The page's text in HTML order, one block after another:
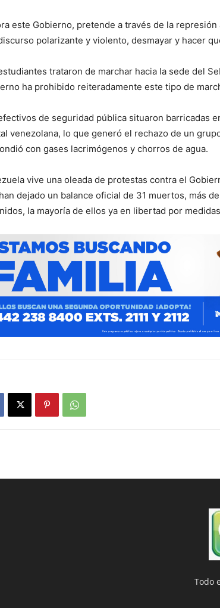
este Gobierno, pretende a través de la
polarizante y violento, desmayar y hacer
trataron de marchar hacia la sede del
ha prohibido reiteradamente este tipo de
de seguridad pública situaron barricadas
venezolana, lo que generó el rechazo de un
con gases lacrimógenos y chorros de agua.
vive una oleada de protestas contra el
dejado un balance oficial de 31 muertos, más
la mayoría de ellos ya en libertad por
Todo